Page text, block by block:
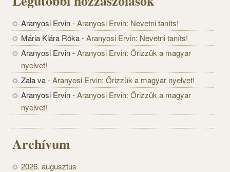
Aranyosi Ervin-Aranyosi Ervin: Nevetni taníts!
Mária Klára Róka-Aranyosi Ervin: Nevetni taníts!
Aranyosi Ervin-Aranyosi Ervin: Őrizzük a magyar
nyelvet!
Zala va-Aranyosi Ervin: Őrizzük a magyar nyelvet!
Aranyosi Ervin-Aranyosi Ervin: Őrizzük a magyar
nyelvet!
Archívum
2026. augusztus